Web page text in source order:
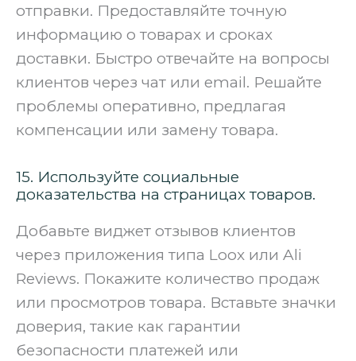
отправки. Предоставляйте точную
информацию о товарах и сроках
доставки. Быстро отвечайте на вопросы
клиентов через чат или email. Решайте
проблемы оперативно, предлагая
компенсации или замену товара.
15. Используйте социальные
доказательства на страницах товаров.
Добавьте виджет отзывов клиентов
через приложения типа Loox или Ali
Reviews. Покажите количество продаж
или просмотров товара. Вставьте значки
доверия, такие как гарантии
безопасности платежей или